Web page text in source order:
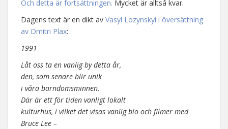
Och detta är fortsättningen. Mycket är alltså kvar.
Dagens text är en dikt av Vasyl Lozynskyi i översättning
av Dmitri Plax:
1991
Låt oss ta en vanlig by detta år,
den, som senare blir unik
i våra barndomsminnen.
Där är ett för tiden vanligt lokalt
kulturhus, i vilket det visas vanlig bio och filmer med
Bruce Lee –